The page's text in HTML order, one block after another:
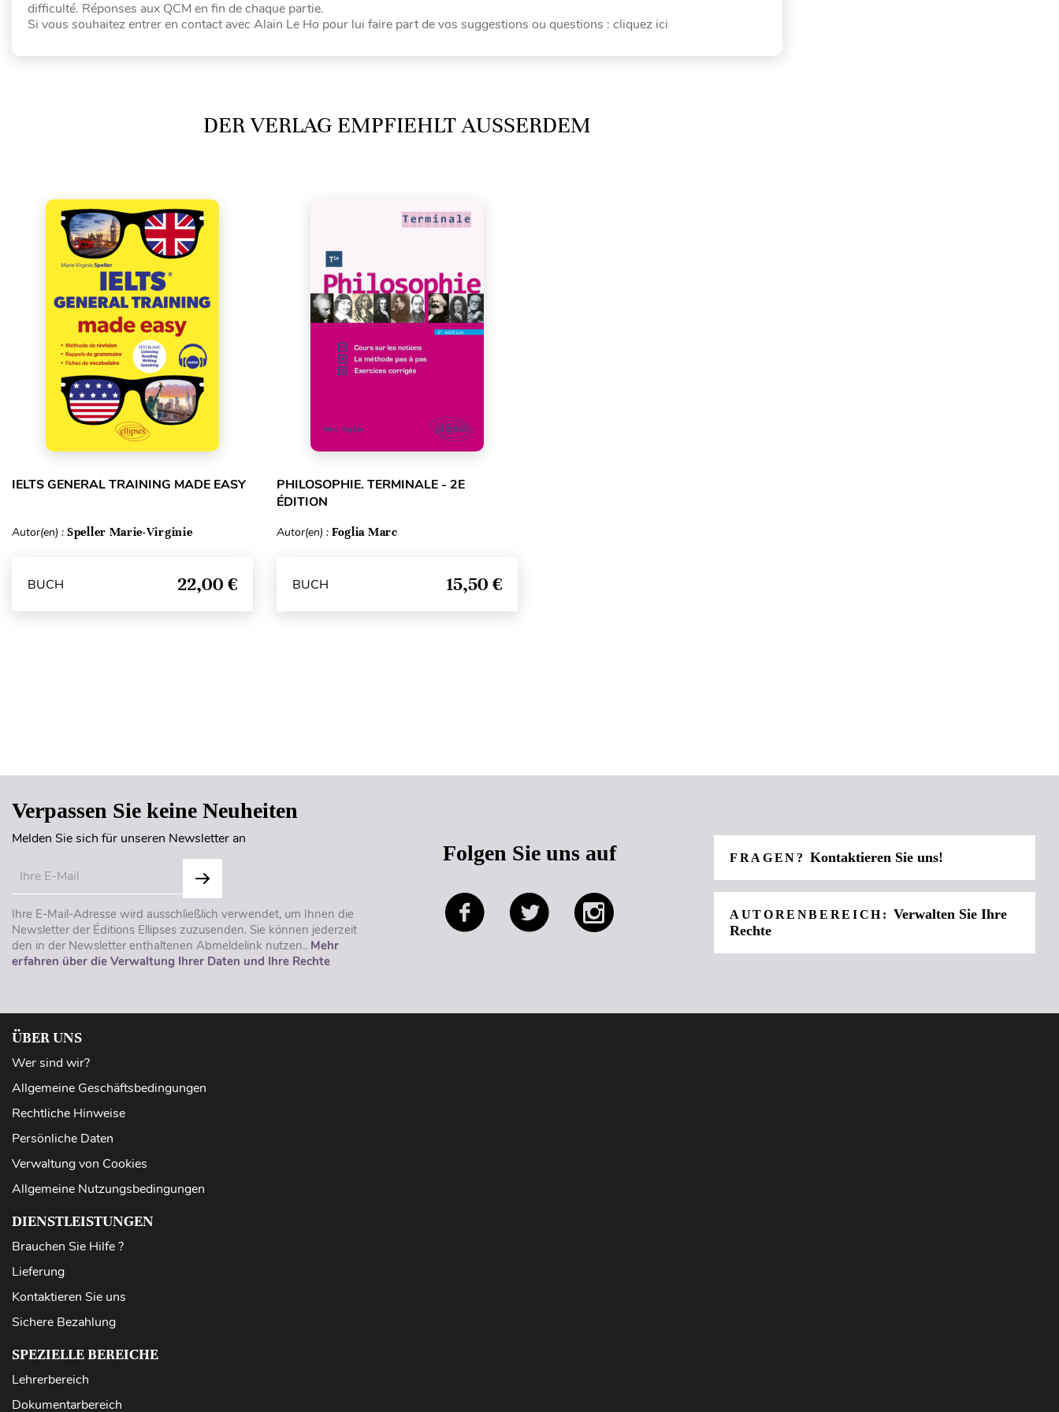
difficulté. Réponses aux QCM en fin de chaque partie.
Si vous souhaitez entrer en contact avec Alain Le Ho pour lui faire part de vos suggestions ou questions : cliquez ici
DER VERLAG EMPFIEHLT AUSSERDEM
IELTS GENERAL TRAINING MADE EASY
Autor(en) : Speller Marie-Virginie
BUCH 22,00 €
PHILOSOPHIE. TERMINALE - 2E
ÉDITION
Autor(en) : Foglia Marc
BUCH 15,50 €
Verpassen Sie keine Neuheiten
Melden Sie sich für unseren Newsletter an
Ihre E-Mail-Adresse wird ausschließlich verwendet, um Ihnen die
Newsletter der Éditions Ellipses zuzusenden. Sie können jederzeit
den in der Newsletter enthaltenen Abmeldelink nutzen.. Mehr
erfahren über die Verwaltung Ihrer Daten und Ihre Rechte
Folgen Sie uns auf FRAGEN?Kontaktieren Sie uns!
AUTORENBEREICH:Verwalten Sie Ihre
Rechte
ÜBER UNS
Wer sind wir?
Allgemeine Geschäftsbedingungen
Rechtliche Hinweise
Persönliche Daten
Verwaltung von Cookies
Allgemeine Nutzungsbedingungen
DIENSTLEISTUNGEN
Brauchen Sie Hilfe ?
Lieferung
Kontaktieren Sie uns
Sichere Bezahlung
SPEZIELLE BEREICHE
Lehrerbereich
Dokumentarbereich